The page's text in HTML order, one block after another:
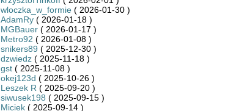
wloczka_w_formie( 2026-01-30 )
AdamRy( 2026-01-18 )
MGBauer( 2026-01-17 )
Metro92 ( 2026-01-08 )
snikers89 ( 2025-12-30 )
dzwiedz( 2025-11-18 )
gst( 2025-11-08 )
okej123d ( 2025-10-26 )
Leszek R ( 2025-09-20 )
siwusek198 ( 2025-09-15 )
Miciek( 2025-09-14 )